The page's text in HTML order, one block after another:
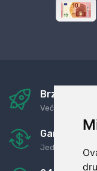
Brza i
Već za
Garancija
Jednostavno